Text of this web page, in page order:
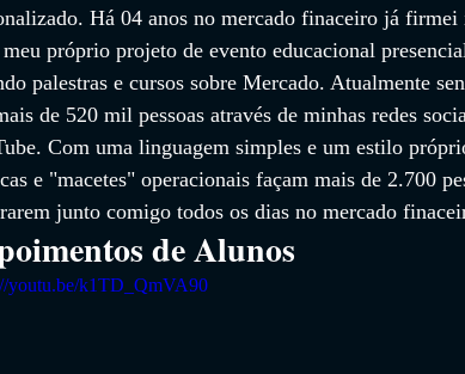
Há 04 anos no mercado finaceiro já
próprio projeto de evento educacional
palestras e cursos sobre Mercado. Atualmente
de 520 mil pessoas através de minhas redes
Com uma linguagem simples e um estilo
e "macetes" operacionais façam mais de 2.700
junto comigo todos os dias no mercado
de Alunos
youtu.be/k1TD_QmVA90